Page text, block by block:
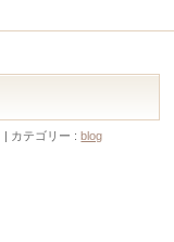
カテゴリー :blog